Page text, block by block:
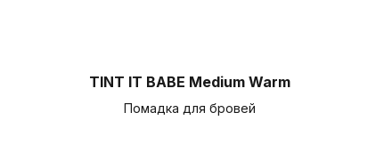
TINT IT BABE Medium Warm
Помадка для бровей